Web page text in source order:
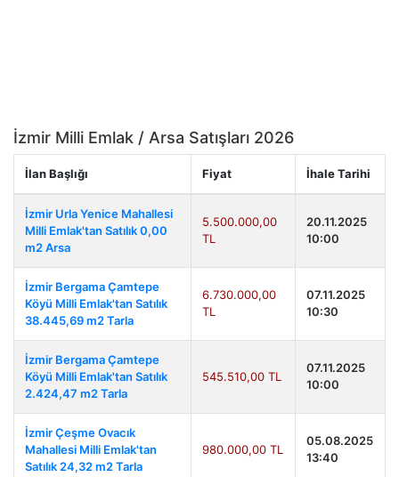
İzmir Milli Emlak / Arsa Satışları 2026
İlan Başlığı Fiyat İhale Tarihi
İzmir Urla Yenice Mahallesi
Milli Emlak'tan Satılık 0,00
m2 Arsa
5.500.000,00
TL
20.11.2025
10:00
İzmir Bergama Çamtepe
Köyü Milli Emlak'tan Satılık
38.445,69 m2 Tarla
6.730.000,00
TL
07.11.2025
10:30
İzmir Bergama Çamtepe
Köyü Milli Emlak'tan Satılık
2.424,47 m2 Tarla
545.510,00 TL
07.11.2025
10:00
İzmir Çeşme Ovacık
Mahallesi Milli Emlak'tan
Satılık 24,32 m2 Tarla
980.000,00 TL
05.08.2025
13:40